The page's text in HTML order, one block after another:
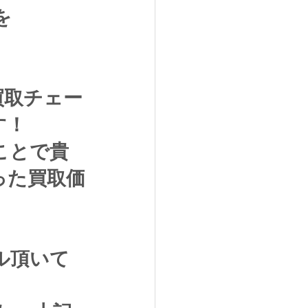
チェー
とで貴
買取価
頂いて